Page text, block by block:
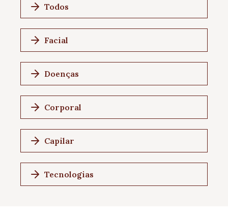
Todos
Facial
Doenças
Corporal
Capilar
Tecnologias